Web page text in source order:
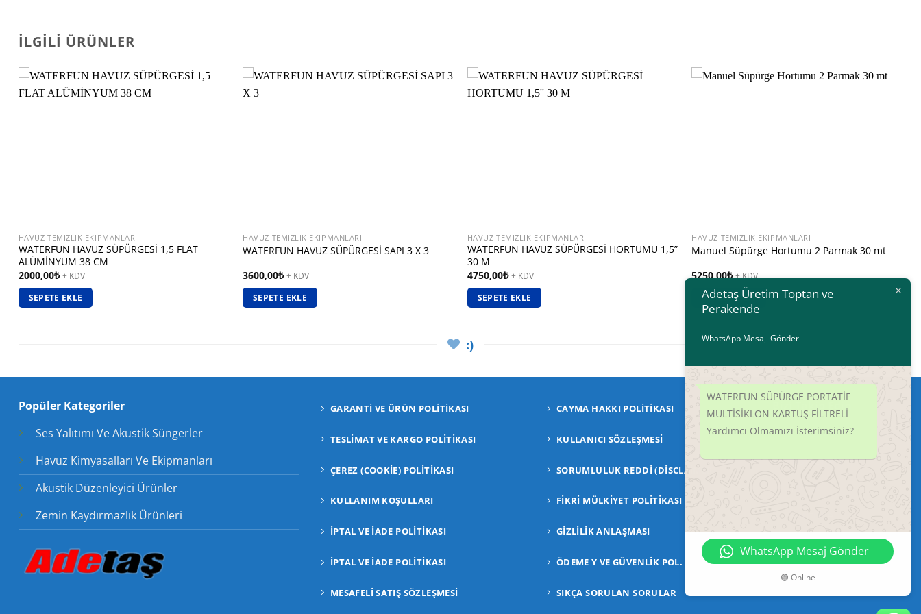
İLGILI ÜRÜNLER
HAVUZ TEMIZLIK EKIPMANLARI
WATERFUN HAVUZ SÜPÜRGESİ 1,5 FLAT
ALÜMİNYUM 38 CM
2000,00₺ + KDV
SEPETE EKLE
HAVUZ TEMIZLIK EKIPMANLARI
WATERFUN HAVUZ SÜPÜRGESİ SAPI 3 X 3
3600,00₺ + KDV
SEPETE EKLE
HAVUZ TEMIZLIK EKIPMANLARI
WATERFUN HAVUZ SÜPÜRGESİ HORTUMU 1,5”
30 M
4750,00₺ + KDV
SEPETE EKLE
HAVUZ TEMIZLIK EKIPMANLARI
Manuel Süpürge Hortumu 2 Parmak 30 mt
5250,00₺ + KDV
SEPETE EKLE
:)
Popüler Kategoriler
Ses Yalıtımı Ve Akustik Süngerler
Havuz Kimyasalları Ve Ekipmanları
Akustik Düzenleyici Ürünler
Zemin Kaydırmazlık Ürünleri
GARANTI VE ÜRÜN POLITIKASI
TESLIMAT VE KARGO POLITIKASI
ÇEREZ (COOKIE) POLITIKASI
KULLANIM KOŞULLARI
İPTAL VE İADE POLITIKASI
İPTAL VE İADE POLITIKASI
MESAFELİ SATIŞ SÖZLEŞMESİ
CAYMA HAKKI POLITIKASI
KULLANICI SÖZLEŞMESI
SORUMLULUK REDDI (DISCLAIMER)
FIKRI MÜLKIYET POLITIKASI
GIZLILIK ANLAŞMASI
ÖDEME Y VE GÜVENLIK POL.
SIKÇA SORULAN SORULAR
Bizi Takip Edin
Facebook
Instagram
Adetaş Üretim Toptan ve
Perakende
WhatsApp Mesajı Gönder
WATERFUN SÜPÜRGE PORTATİF
MULTİSİKLON KARTUŞ FİLTRELİ
Yardımcı Olmamızı İsterimsiniz?
WhatsApp Mesaj Gönder
🟢 Online